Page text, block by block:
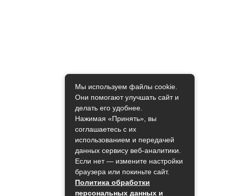
Мы используем файлы cookie.
Они помогают улучшать сайт и
делать его удобнее.
Нажимая «Принять», вы
соглашаетесь с их
использованием и передачей
данных сервису веб-аналитики.
Если нет — измените настройки
браузера или покиньте сайт.
Политика обработки
персональных данных и